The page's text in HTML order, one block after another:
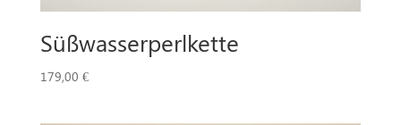
Süßwasserperlkette
179,00 €